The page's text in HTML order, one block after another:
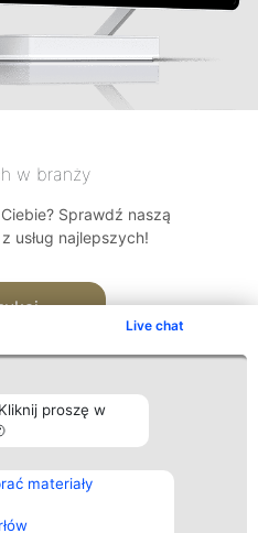
Live chat
proszę w
materiały
w branży
Sprawdź naszą
usług najlepszych!
Kontakt
Kontakt